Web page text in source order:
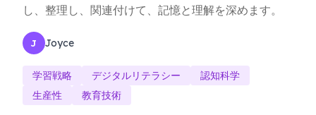
し、整理し、関連付けて、記憶と理解を深めます。
J Joyce
学習戦略 デジタルリテラシー
認知科学
生産性
教育技術